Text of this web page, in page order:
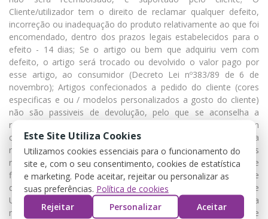
Cliente/utilizador tem o direito de reclamar qualquer defeito,
incorreção ou inadequação do produto relativamente ao que foi
encomendado, dentro dos prazos legais estabelecidos para o
efeito - 14 dias; Se o artigo ou bem que adquiriu vem com
defeito, o artigo será trocado ou devolvido o valor pago por
esse artigo, ao consumidor (Decreto Lei nº383/89 de 6 de
novembro); Artigos confecionados a pedido do cliente (cores
especificas e ou / modelos personalizados a gosto do cliente)
não são passiveis de devolução, pelo que se aconselha a
retificar medidas / cores antes de efetivar a encomenda; Em
caso de clientes empresariais cujo destino de mercadoria seja a
revenda, aplicam-se as mesmas regras, à exceção dos
reembolsos: Não será efetuada a devolução do montante
ficando o valor a credito para compras futuras; A intenção de
devolução deverá ser sempre comunicada a RM Fardas e
Uniformes previamente antes de efetuar a devolução., e a
mercadiria se acompanhada da folha de encomenda que segue
Este Site Utiliza Cookies
Utilizamos cookies essenciais para o funcionamento do
site e, com o seu consentimento, cookies de estatística
e marketing. Pode aceitar, rejeitar ou personalizar as
suas preferências. Política de cookies
Rejeitar
Personalizar Aceitar